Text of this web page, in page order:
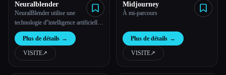
Neuralblender
NeuralBlender utilise une
technologie d''intelligence artificielle
de pointe pour générer des images à
partir de texte
Plus de détails →
VISITE↗︎
Midjourney
À mi-parcours
Plus de détails →
VISITE↗︎